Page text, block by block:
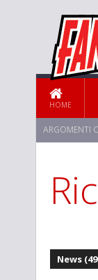
HOME
ARGOMENTI
News